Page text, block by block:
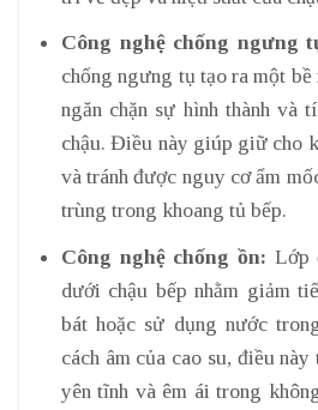
Công nghệ chống ngưng
chống ngưng tụ tạo ra một
ngăn chặn sự hình thành và
chậu. Điều này giúp giữ cho
và tránh được nguy cơ ẩm
trùng trong khoang tủ bếp.
Công nghệ chống ồn: Lớp
dưới chậu bếp nhằm giảm
bát hoặc sử dụng nước
cách âm của cao su, điều
yên tĩnh và êm ái trong